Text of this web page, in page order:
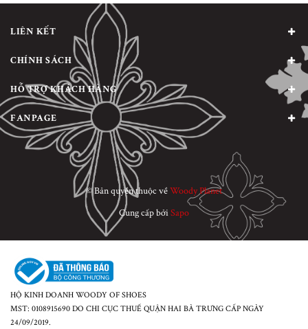
LIÊN KẾT
CHÍNH SÁCH
HỖ TRỢ KHÁCH HÀNG
FANPAGE
© Bản quyền thuộc vềWoody Planet
Cung cấp bởiSapo
HỘ KINH DOANH WOODY OF SHOES
MST: 0108915690 DO CHI CỤC THUẾ QUẬN HAI BÀ TRƯNG CẤP NGÀY
24/09/2019.